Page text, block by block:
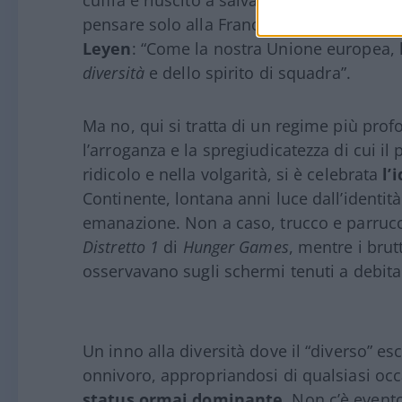
pensare solo alla Francia. A metterci il
Leyen: “Come la nostra Unione
diversitàe dello spirito di squadra”.
Ma no, qui si tratta di un regime più
l’arroganza e la spregiudicatezza di cui
ridicolo e nella volgarità, si è celebrata
Continente, lontana anni luce
emanazione. Non a caso, trucco e
Distretto 1 di Hunger Games, mentre i
osservavano sugli schermi tenuti a
Un inno alla diversità dove il “diverso”
onnivoro, appropriandosi di qualsiasi